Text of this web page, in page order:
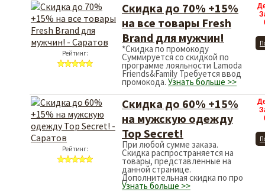
Рейтинг:
Скидка до 70% +15%
на все товары Fresh
Brand для мужчин!
*Скидка по промокоду
Суммируется со скидкой по
программе лояльности Lamoda
Friends&Family Требуется ввод
промокода. Узнать больше >>
Рейтинг:
Скидка до 60% +15%
на мужскую одежду
Top Secret!
При любой сумме заказа.
Скидка распространяется на
товары, представленные на
данной странице.
Дополнительная скидка по про
Узнать больше >>